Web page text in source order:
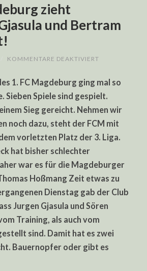
zieht
und Bertram
KOMMENTARE DEAKTIVIERT
MAGDEBURG
REISSLEINE: G
ND B
ERTRAM F
REIGESTELLT!
1. FC Magdeburg ging mal so
Sieben Spiele sind gespielt.
Sieg gereicht. Nehmen wir
noch dazu, steht der FCM mit
vorletzten Platz der 3. Liga.
hat bisher schlechter
war es für die Magdeburger
Hoßmang Zeit etwas zu
Dienstag gab der Club
Jurgen Gjasula und Sören
Training, als auch vom
sind. Damit hat es zwei
Bauernopfer oder gibt es